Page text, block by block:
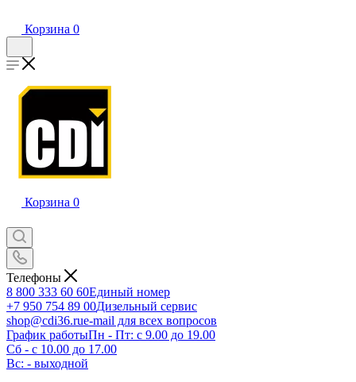
Корзина 0
Корзина 0
Телефоны
8 800 333 60 60Единый номер
+7 950 754 89 00Дизельный сервис
shop@cdi36.rue-mail для всех вопросов
График работыПн - Пт: с 9.00 до 19.00
Сб - с 10.00 до 17.00
Вс: - выходной